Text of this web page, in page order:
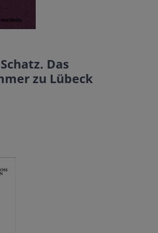
Das
zu Lübeck